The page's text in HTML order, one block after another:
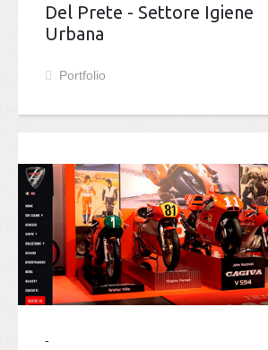
Del Prete - Settore Igiene
Urbana
Portfolio